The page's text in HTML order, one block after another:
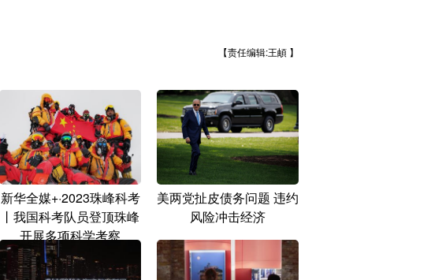
【责任编辑:王頔 】
新华全媒+·2023珠峰科考
丨我国科考队员登顶珠峰
开展多项科学考察
美两党扯皮债务问题 违约
风险冲击经济